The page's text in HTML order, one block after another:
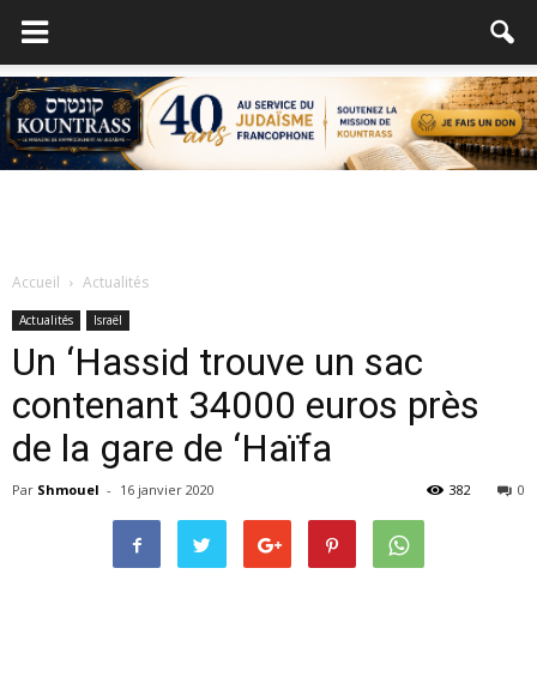
Accueil Actualités
Actualités Israël
Un ‘Hassid trouve un sac
contenant 34000 euros près
de la gare de ‘Haïfa
Par Shmouel - 16 janvier 2020 0
382